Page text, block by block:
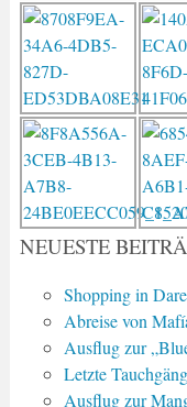
NEUESTE
Shopping in
Abreise von
Ausflug zur
Letzte
Ausflug zur